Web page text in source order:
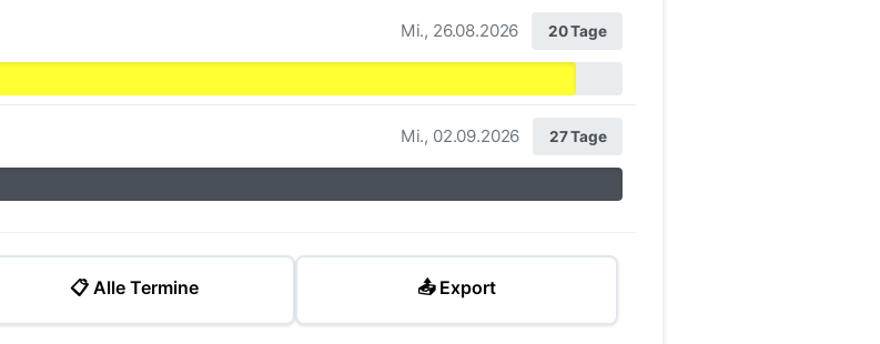
Mi., 26.08.2026 20 Tage
Mi., 02.09.2026 27 Tage
📋 Alle Termine 📤 Export